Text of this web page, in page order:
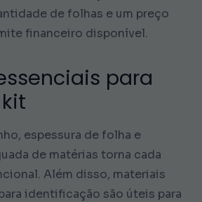
de folhas e um preço
financeiro disponível.
para
espessura de folha e
de matérias torna cada
Além disso, materiais
identificação são úteis para